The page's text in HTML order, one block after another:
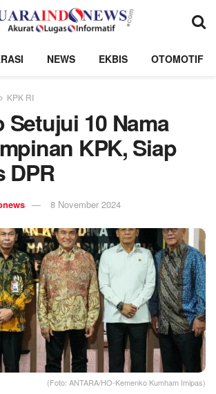
NEWS EKBIS OTOMOTIF
KPK RI
Setujui 10 Nama
KPK, Siap
DPR
8 November 2024
(Foto: ANTARA/HO-Kemenko Kumham Imipas)